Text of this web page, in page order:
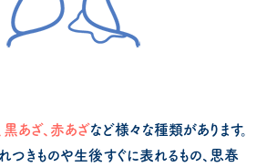
黒あざ、赤あざなど様々な種類があります。
つきものや生後すぐに表れるもの、思春